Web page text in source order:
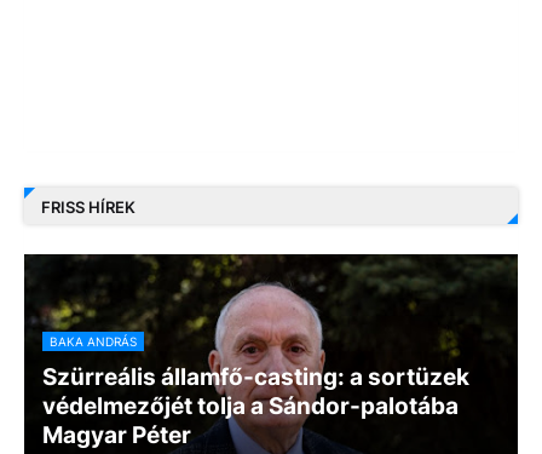
FRISS HÍREK
BAKA ANDRÁS
Szürreális államfő-casting: a sortüzek
védelmezőjét tolja a Sándor-palotába
Magyar Péter